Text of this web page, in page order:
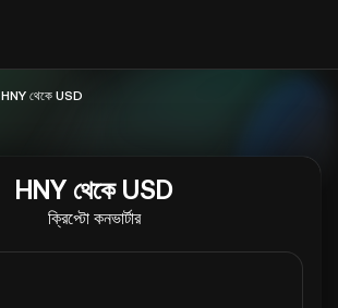
HNY থেকে USD
HNY থেকে USD
ক্রিপ্টো কনভার্টার